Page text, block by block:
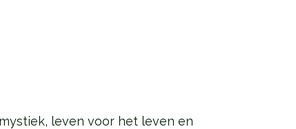
leven voor het leven en